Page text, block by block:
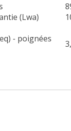
(Lwa)
- poignées